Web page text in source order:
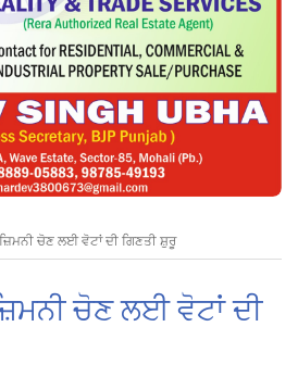
ਚੋਣ ਲਈ ਵੋਟਾਂ ਦੀ ਗਿਣਤੀ ਸ਼ੁਰੂ
ਚੋਣ ਲਈ ਵੋਟਾਂ ਦੀ